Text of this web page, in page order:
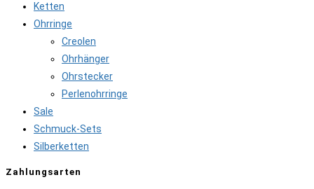
Ketten
Ohrringe
Creolen
Ohrhänger
Ohrstecker
Perlenohrringe
Sale
Schmuck-Sets
Silberketten
Zahlungsarten